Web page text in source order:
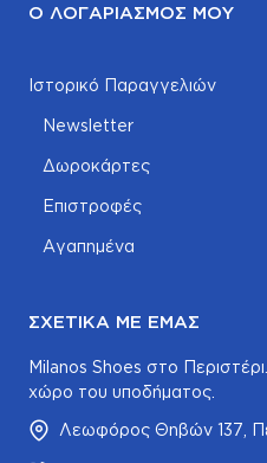
Ο ΛΟΓΑΡΙΑΣΜΌΣ ΜΟΥ
Ιστορικό Παραγγελιών
Newsletter
Δωροκάρτες
Επιστροφές
Αγαπημένα
ΣΧΕΤΙΚΆ ΜΕ ΕΜΆΣ
Milanos Shoes στο
χώρο του υποδήματος.
Λεωφόρος Θηβών 137,